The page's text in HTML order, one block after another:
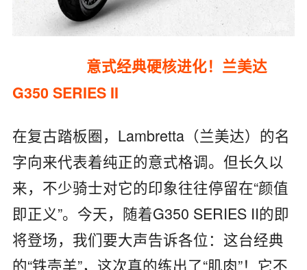
意式经典硬核进化！兰美达
G350 SERIES II
在复古踏板圈，Lambretta（兰美达）的名
字向来代表着纯正的意式格调。但长久以
来，不少骑士对它的印象往往停留在“颜值
即正义”。今天，随着G350 SERIES II的即
将登场，我们要大声告诉各位：这台经典
的“铁壳羊”，这次真的练出了“肌肉”！它不